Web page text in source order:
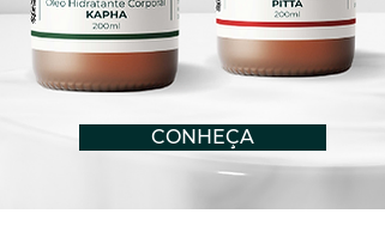
CONHEÇA